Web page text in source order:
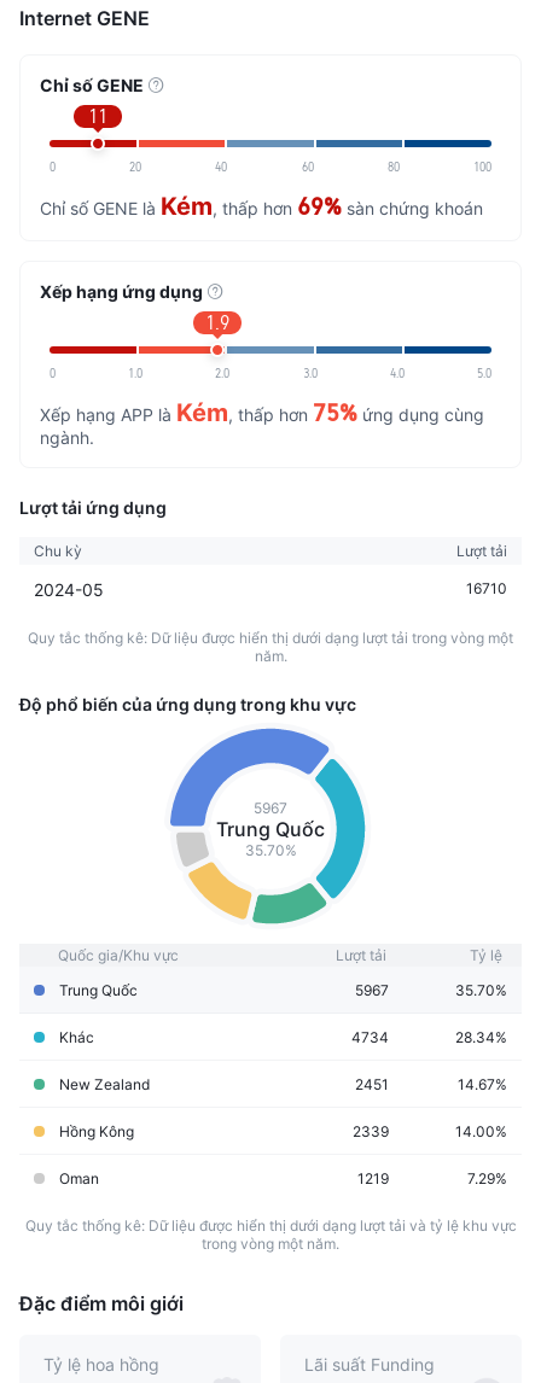
Internet GENE
Chỉ số GENE
11
0 20 40 60 80 100
Chỉ số GENE là Kém, thấp hơn 69% sàn chứng khoán
Xếp hạng ứng dụng
1.9
0 1.0 2.0 3.0 4.0 5.0
Xếp hạng APP là Kém, thấp hơn 75% ứng dụng cùng
ngành.
Lượt tải ứng dụng
Chu kỳ Lượt tải
2024-05 16710
Quy tắc thống kê: Dữ liệu được hiển thị dưới dạng lượt tải trong vòng một
năm.
Độ phổ biến của ứng dụng trong khu vực
5967
Trung Quốc
35.70%
Quốc gia/Khu vực Lượt tải
Tỷ lệ
Trung Quốc
5967 35.70%
Khác 4734 28.34%
New Zealand 2451 14.67%
Hồng Kông 2339 14.00%
Oman 1219 7.29%
Quy tắc thống kê: Dữ liệu được hiển thị dưới dạng lượt tải và tỷ lệ khu vực
trong vòng một năm.
Đặc điểm môi giới
Tỷ lệ hoa hồng Lãi suất Funding